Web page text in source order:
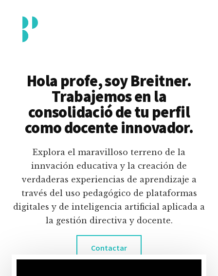
contenido
principal
menu
Piedrahita
docente
pedagógico
educativas
digitales
inteligencia
artificial.
Hola profe, soy Breitner.
Trabajemos en la
consolidació de tu perfil
como docente innovador.
Explora el maravilloso terreno de la
innvación educativa y la creación de
verdaderas experiencias de aprendizaje a
través del uso pedagógico de plataformas
digitales y de inteligencia artificial aplicada a
la gestión directiva y docente.
Contactar